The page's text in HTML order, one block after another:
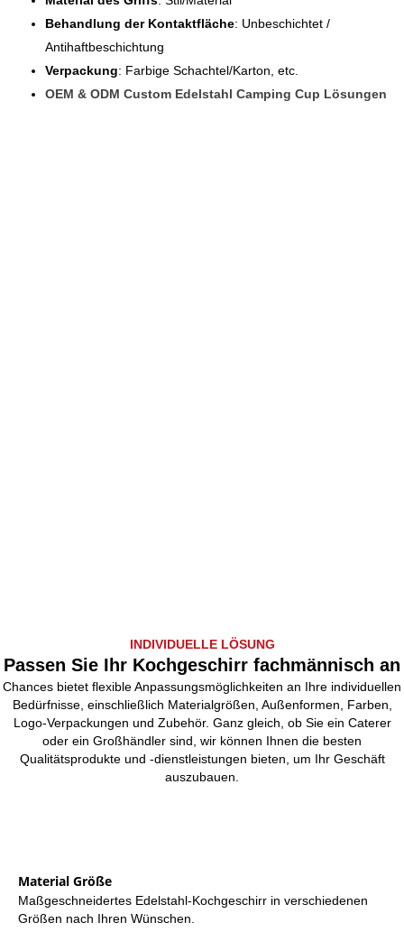
Behandlung der Kontaktfläche: Unbeschichtet /
Antihaftbeschichtung
Verpackung: Farbige Schachtel/Karton, etc.
OEM & ODM Custom Edelstahl Camping Cup Lösungen
INDIVIDUELLE LÖSUNG
Passen Sie Ihr Kochgeschirr fachmännisch an
Chances bietet flexible Anpassungsmöglichkeiten an Ihre individuellen
Bedürfnisse, einschließlich Materialgrößen, Außenformen, Farben,
Logo-Verpackungen und Zubehör. Ganz gleich, ob Sie ein Caterer
oder ein Großhändler sind, wir können Ihnen die besten
Qualitätsprodukte und -dienstleistungen bieten, um Ihr Geschäft
auszubauen.
Material Größe
Maßgeschneidertes Edelstahl-Kochgeschirr in verschiedenen
Größen nach Ihren Wünschen.